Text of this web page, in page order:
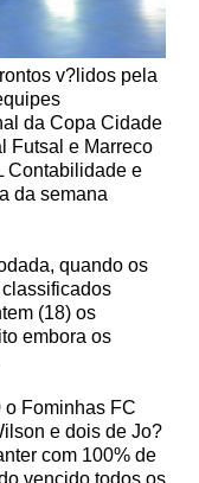
v?lidos pela
da Copa Cidade
Futsal e Marreco
Contabilidade e
da semana
quando os
(18) os
embora os
Fominhas FC
e dois de Jo?
com 100% de
vencido todos os